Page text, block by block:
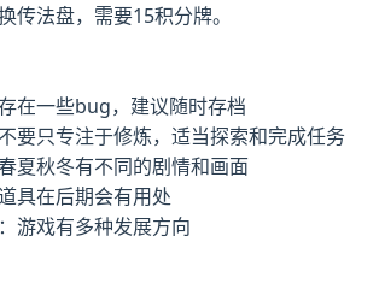
传法盘，需要15积分牌。
在一些bug，建议随时存档
要只专注于修炼，适当探索和完成任务
夏秋冬有不同的剧情和画面
具在后期会有用处
游戏有多种发展方向